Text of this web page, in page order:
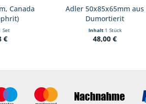
Canada
Set
€
Adler 50x85x65mm aus
Dumortierit
Inhalt 1 Stück
48,00 €